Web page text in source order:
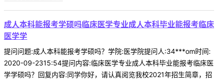
成人本科能报考学硕吗临床医学专业成人本科毕业能报考临床
医学学
提问问题:成人本科能报考学硕吗？学院:医学院提问人:34***om时间:
2020-09-2315:54提问内容:临床医学专业成人本科毕业能报考临床医
学学硕吗？回复内容:同学你好，请认真阅览我校2021年招生简章，招